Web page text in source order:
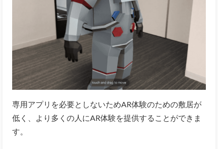
専用アプリを必要としないためAR体験のための敷居が
低く、より多くの人にAR体験を提供することができま
す。